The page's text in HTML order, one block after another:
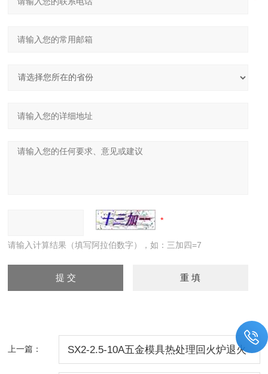
请输入计算结果（填写阿拉伯数字），如：三加四=7
上一篇： SX2-2.5-10A五金模具热处理回火炉退火